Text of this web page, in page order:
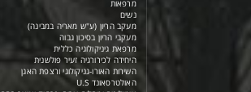
מרפאות
נשים
מעקב הריון (ע"ש מאריה במבינה)
מעקבי הריון בסיכון גבוה
מרפאת גיניקולוגיה כללית
היחידה לכירורגיה זעיר פולשנית
השירות האורו-גניקולוגי ורצפת האגן
האולטרסאונד U.S